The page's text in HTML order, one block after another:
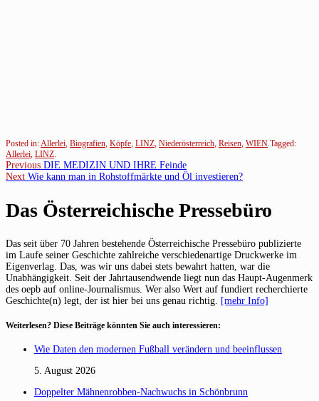
Posted in: Allerlei Biografien Köpfe LINZ Niederösterreich Reisen WIEN Tagged:
Allerlei LINZ
Beitragsnavigation
Previous Previous
post:
DIE MEDIZIN UND IHRE Feinde
Next Next
Wie kann man in Rohstoffmärkte und Öl investieren?
Das Österreichische Pressebüro
Das seit über 70 Jahren bestehende Österreichische Pressebüro publizierte
im Laufe seiner Geschichte zahlreiche verschiedenartige Druckwerke im
Eigenverlag. Das, was wir uns dabei stets bewahrt hatten, war die
Unabhängigkeit. Seit der Jahrtausendwende liegt nun das Haupt-Augenmerk
des oepb auf online-Journalismus. Wer also Wert auf fundiert recherchierte
Geschichte(n) legt, der ist hier bei uns genau richtig. [mehr Info]
Weiterlesen? Diese Beiträge könnten Sie auch interessieren:
Wie Daten den modernen Fußball verändern und beeinflussen
5. August 2026
Doppelter Mähnenrobben-Nachwuchs in Schönbrunn